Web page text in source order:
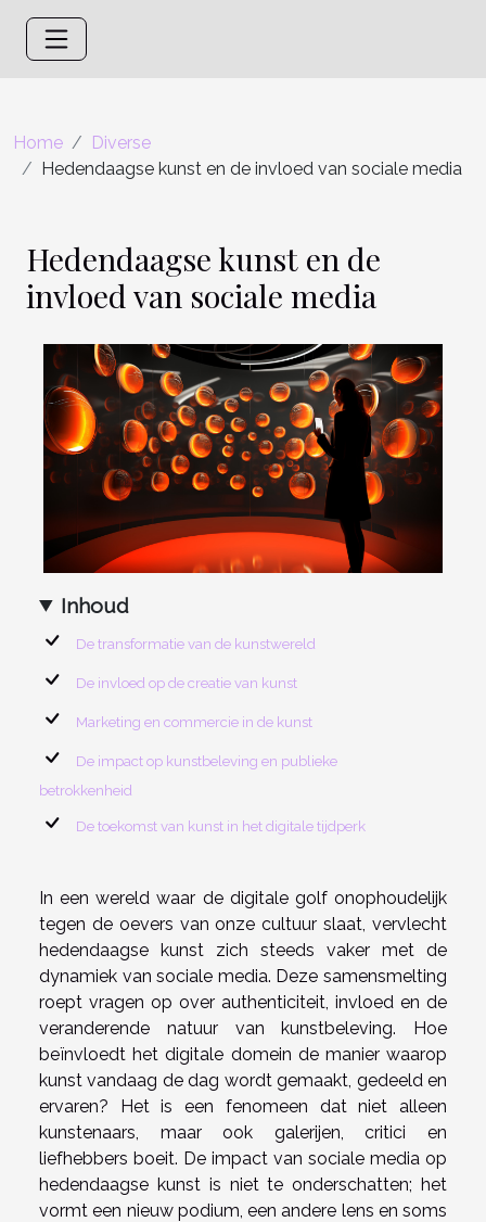
Home
Diverse
Hedendaagse kunst en de invloed van sociale media
Hedendaagse kunst en de
invloed van sociale media
Inhoud
De transformatie van de kunstwereld
De invloed op de creatie van kunst
Marketing en commercie in de kunst
De impact op kunstbeleving en publieke
betrokkenheid
De toekomst van kunst in het digitale tijdperk
In een wereld waar de digitale golf onophoudelijk
tegen de oevers van onze cultuur slaat, vervlecht
hedendaagse kunst zich steeds vaker met de
dynamiek van sociale media. Deze samensmelting
roept vragen op over authenticiteit, invloed en de
veranderende natuur van kunstbeleving. Hoe
beïnvloedt het digitale domein de manier waarop
kunst vandaag de dag wordt gemaakt, gedeeld en
ervaren? Het is een fenomeen dat niet alleen
kunstenaars, maar ook galerijen, critici en
liefhebbers boeit. De impact van sociale media op
hedendaagse kunst is niet te onderschatten; het
vormt een nieuw podium, een andere lens en soms